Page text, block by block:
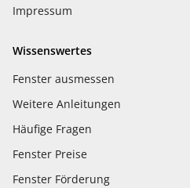
Impressum
Wissenswertes
Fenster ausmessen
Weitere Anleitungen
Häufige Fragen
Fenster Preise
Fenster Förderung